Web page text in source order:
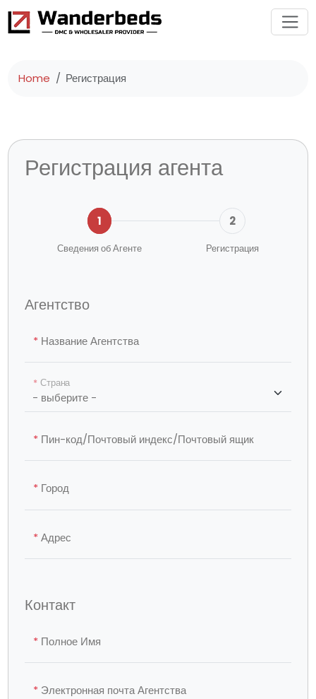
Home Регистрация
Регистрация агента
1
Сведения об Агенте
2
Регистрация
Агентство
* Название Агентства
* Страна
* Пин-код/Почтовый индекс/Почтовый ящик
* Город
*Адрес
Контакт
* Полное Имя
* Электронная почта Агентства